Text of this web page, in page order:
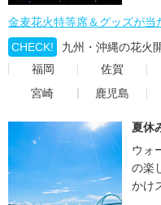
金麦花火特等席＆グッズが当
CHECK!
九州・沖縄の花火
福岡
佐賀
宮崎
鹿児島
夏休
ウォ
の楽
かけ